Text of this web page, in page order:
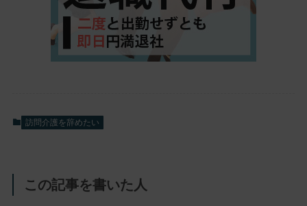
訪問介護を辞めたい
この記事を書いた人